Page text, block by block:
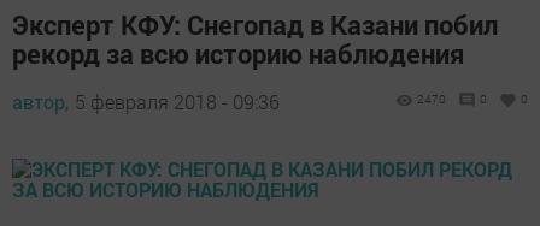
Эксперт КФУ: Снегопад в Казани побил
рекорд за всю историю наблюдения
автор, 5 февраля 2018 - 09:36 2470 0 0